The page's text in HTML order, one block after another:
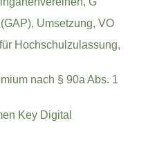
Umsetzung, VO
Hochschulzulassung,
nach § 90a Abs. 1
Key Digital